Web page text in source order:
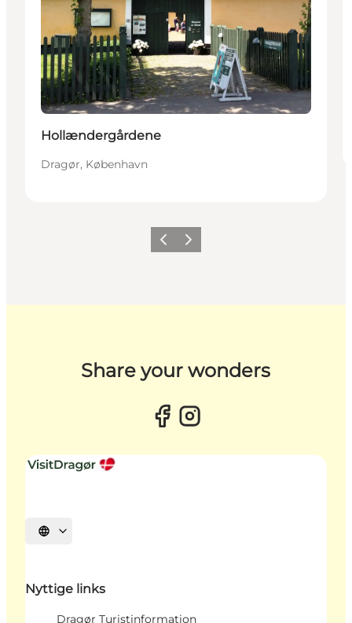
Hollændergårdene
Dragør, København
Forrige billede
Næste billede
Share your wonders
Vælg sprog
Nyttige links
Dragør Turistinformation